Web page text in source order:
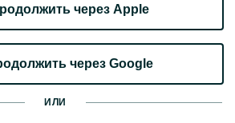
через Apple
через Google
ИЛИ